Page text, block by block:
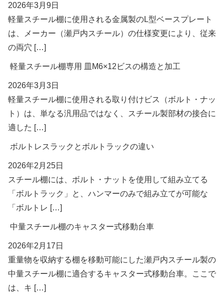
2026年3月9日
軽量スチール棚に使用される金属製のL型ベースプレート
は、メーカー（瀬戸内スチール）の仕様変更により、従来
の両穴 […]
軽量スチール棚専用 皿M6×12ビスの構造と加工
2026年3月3日
軽量スチール棚に使用される取り付けビス（ボルト・ナッ
ト）は、単なる汎用品ではなく、スチール製部材の接合に
適した […]
ボルトレスラックとボルトラックの違い
2026年2月25日
スチール棚には、ボルト・ナットを使用して組み立てる
「ボルトラック」と、ハンマーのみで組み立てが可能な
「ボルトレ […]
中量スチール棚のキャスター式移動台車
2026年2月17日
重量物を収納する棚を移動可能にした瀬戸内スチール製の
中量スチール棚に適合するキャスター式移動台車。ここで
は、キ […]